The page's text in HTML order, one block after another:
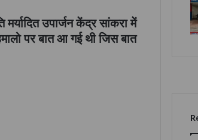
उपार्जन केंद्र सांकरा में
पर बात आ गई थी जिस बात